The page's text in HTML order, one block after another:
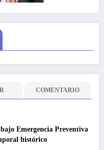
COMENTARIO
Emergencia Preventiva
histórico